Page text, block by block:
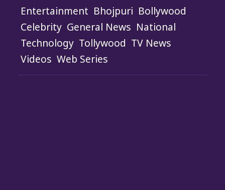
Entertainment Bhojpuri Bollywood
Celebrity General News National
Technology Tollywood TV News
Videos Web Series